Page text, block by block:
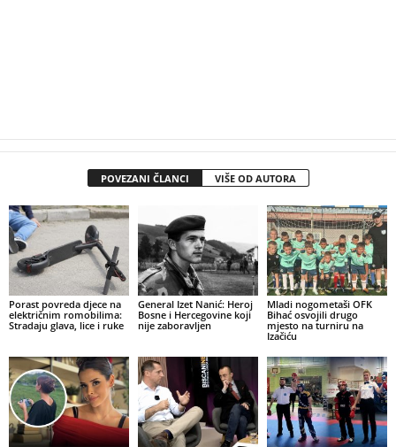
POVEZANI ČLANCI VIŠE OD AUTORA
Porast povreda djece na
električnim romobilima:
Stradaju glava, lice i ruke
General Izet Nanić: Heroj
Bosne i Hercegovine koji
nije zaboravljen
Mladi nogometaši OFK
Bihać osvojili drugo
mjesto na turniru na
Izačiću